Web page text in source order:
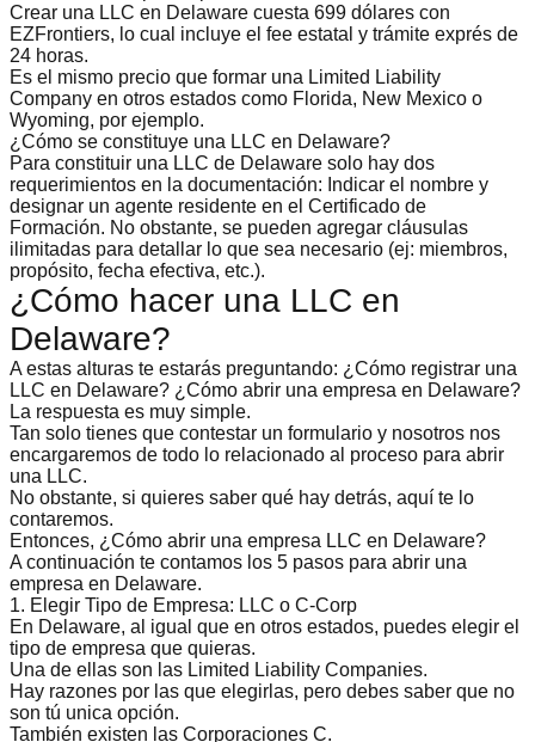
Crear una LLC en Delaware cuesta 699 dólares con
EZFrontiers, lo cual incluye el fee estatal y trámite exprés de
24 horas.
Es el mismo precio que formar una Limited Liability
Company en otros estados como Florida, New Mexico o
Wyoming, por ejemplo.
¿Cómo se constituye una LLC en Delaware?
Para constituir una LLC de Delaware solo hay dos
requerimientos en la documentación: Indicar el nombre y
designar un agente residente en el Certificado de
Formación. No obstante, se pueden agregar cláusulas
ilimitadas para detallar lo que sea necesario (ej: miembros,
propósito, fecha efectiva, etc.).
¿Cómo hacer una LLC en
Delaware?
A estas alturas te estarás preguntando: ¿Cómo registrar una
LLC en Delaware? ¿Cómo abrir una empresa en Delaware?
La respuesta es muy simple.
Tan solo tienes que contestar un formulario y nosotros nos
encargaremos de todo lo relacionado al proceso para abrir
una LLC.
No obstante, si quieres saber qué hay detrás, aquí te lo
contaremos.
Entonces, ¿Cómo abrir una empresa LLC en Delaware?
A continuación te contamos los 5 pasos para abrir una
empresa en Delaware.
1. Elegir Tipo de Empresa: LLC o C-Corp
En Delaware, al igual que en otros estados, puedes elegir el
tipo de empresa que quieras.
Una de ellas son las Limited Liability Companies.
Hay razones por las que elegirlas, pero debes saber que no
son tú unica opción.
También existen las Corporaciones C.